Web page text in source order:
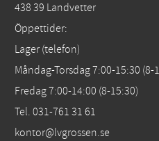
438 39 Landvetter
Öppettider:
Lager (telefon)
Måndag-Torsdag 7:00-15:30 (8-
Fredag 7:00-14:00 (8-15:30)
Tel. 031-761 31 61
kontor@lvgrossen.se